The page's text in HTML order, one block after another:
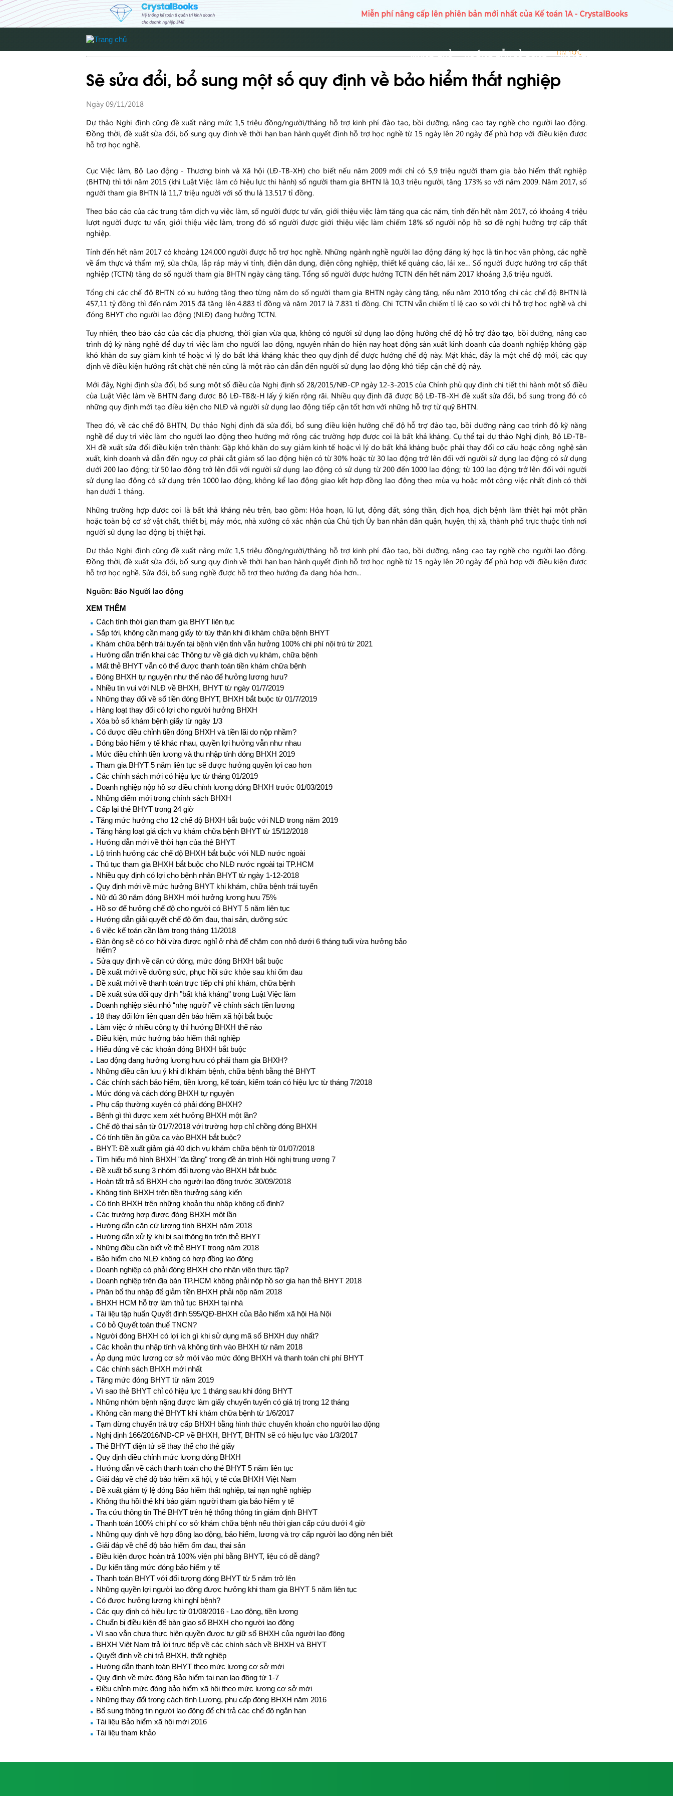
TRANG CHỦ HƯỚNG DẪN SỬ DỤNG TIN TỨC
TIN TỨC
Sẽ sửa đổi, bổ sung một số quy định về bảo hiểm thất nghiệp
Ngày 09/11/2018
Dự thảo Nghị định cũng đề xuất nâng mức 1,5 triệu đồng/người/tháng hỗ trợ kinh phí đào tạo, bồi dưỡng, nâng cao tay nghề cho người lao động.
Đồng thời, đề xuất sửa đổi, bổ sung quy định về thời hạn ban hành quyết định hỗ trợ học nghề từ 15 ngày lên 20 ngày để phù hợp với điều kiện được
hỗ trợ học nghề.
Cục Việc làm, Bộ Lao động - Thương binh và Xã hội (LĐ-TB-XH) cho biết nếu năm 2009 mới chỉ có 5,9 triệu người tham gia bảo hiểm thất nghiệp
(BHTN) thì tới năm 2015 (khi Luật Việc làm có hiệu lực thi hành) số người tham gia BHTN là 10,3 triệu người, tăng 173% so với năm 2009. Năm 2017, số
người tham gia BHTN là 11,7 triệu người với số thu là 13.517 tỉ đồng.
Theo báo cáo của các trung tâm dịch vụ việc làm, số người được tư vấn, giới thiệu việc làm tăng qua các năm, tính đến hết năm 2017, có khoảng 4 triệu
lượt người được tư vấn, giới thiệu việc làm, trong đó số người được giới thiệu việc làm chiếm 18% số người nộp hồ sơ đề nghị hưởng trợ cấp thất
nghiệp.
Tính đến hết năm 2017 có khoảng 124.000 người được hỗ trợ học nghề. Những ngành nghề người lao động đăng ký học là tin học văn phòng, các nghề
về ẩm thực và thẩm mỹ, sửa chữa, lắp ráp máy vi tính, điện dân dụng, điện công nghiệp, thiết kế quảng cáo, lái xe… Số người được hưởng trợ cấp thất
nghiệp (TCTN) tăng do số người tham gia BHTN ngày càng tăng. Tổng số người được hưởng TCTN đến hết năm 2017 khoảng 3,6 triệu người.
Tổng chi các chế độ BHTN có xu hướng tăng theo từng năm do số người tham gia BHTN ngày càng tăng, nếu năm 2010 tổng chi các chế độ BHTN là
457,11 tỷ đồng thì đến năm 2015 đã tăng lên 4.883 tỉ đồng và năm 2017 là 7.831 tỉ đồng. Chi TCTN vẫn chiếm tỉ lệ cao so với chi hỗ trợ học nghề và chi
đóng BHYT cho người lao động (NLĐ) đang hưởng TCTN.
Tuy nhiên, theo báo cáo của các địa phương, thời gian vừa qua, không có người sử dụng lao động hưởng chế độ hỗ trợ đào tạo, bồi dưỡng, nâng cao
trình độ kỹ năng nghề để duy trì việc làm cho người lao động, nguyên nhân do hiện nay hoạt động sản xuất kinh doanh của doanh nghiệp không gặp
khó khăn do suy giảm kinh tế hoặc vì lý do bất khả kháng khác theo quy định để được hưởng chế độ này. Mặt khác, đây là một chế độ mới, các quy
định về điều kiện hưởng rất chặt chẽ nên cũng là một rào cản dẫn đến người sử dụng lao động khó tiếp cận chế độ này.
Mới đây, Nghị định sửa đổi, bổ sung một số điều của Nghị định số 28/2015/NĐ-CP ngày 12-3-2015 của Chính phủ quy định chi tiết thi hành một số điều
của Luật Việc làm về BHTN đang được Bộ LĐ-TB&-H lấy ý kiến rộng rãi. Nhiều quy định đã được Bộ LĐ-TB-XH đề xuất sửa đổi, bổ sung trong đó có
những quy định mới tạo điều kiện cho NLĐ và người sử dụng lao động tiếp cận tốt hơn với những hỗ trợ từ quỹ BHTN.
Theo đó, về các chế độ BHTN, Dự thảo Nghị định đã sửa đổi, bổ sung điều kiện hưởng chế độ hỗ trợ đào tạo, bồi dưỡng nâng cao trình độ kỹ năng
nghề để duy trì việc làm cho người lao động theo hướng mở rộng các trường hợp được coi là bất khả kháng. Cụ thể tại dự thảo Nghị định, Bộ LĐ-TB-
XH đề xuất sửa đổi điều kiện trên thành: Gặp khó khăn do suy giảm kinh tế hoặc vì lý do bất khả kháng buộc phải thay đổi cơ cấu hoặc công nghệ sản
xuất, kinh doanh và dẫn đến nguy cơ phải cắt giảm số lao động hiện có từ 30% hoặc từ 30 lao động trở lên đối với người sử dụng lao động có sử dụng
dưới 200 lao động; từ 50 lao động trở lên đối với người sử dụng lao động có sử dụng từ 200 đến 1000 lao động; từ 100 lao động trở lên đối với người
sử dụng lao động có sử dụng trên 1000 lao động, không kể lao động giao kết hợp đồng lao động theo mùa vụ hoặc một công việc nhất định có thời
hạn dưới 1 tháng.
Những trường hợp được coi là bất khả kháng nêu trên, bao gồm: Hỏa hoạn, lũ lụt, động đất, sóng thần, địch họa, dịch bệnh làm thiệt hại một phần
hoặc toàn bộ cơ sở vật chất, thiết bị, máy móc, nhà xưởng có xác nhận của Chủ tịch Ủy ban nhân dân quận, huyện, thị xã, thành phố trực thuộc tỉnh nơi
người sử dụng lao động bị thiệt hại.
Dự thảo Nghị định cũng đề xuất nâng mức 1,5 triệu đồng/người/tháng hỗ trợ kinh phí đào tạo, bồi dưỡng, nâng cao tay nghề cho người lao động.
Đồng thời, đề xuất sửa đổi, bổ sung quy định về thời hạn ban hành quyết định hỗ trợ học nghề từ 15 ngày lên 20 ngày để phù hợp với điều kiện được
hỗ trợ học nghề. Sửa đổi, bổ sung nghề được hỗ trợ theo hướng đa dạng hóa hơn...
Nguồn: Báo Người lao động
XEM THÊM
Cách tính thời gian tham gia BHYT liên tục
Sắp tới, không cần mang giấy tờ tùy thân khi đi khám chữa bệnh BHYT
Khám chữa bệnh trái tuyến tại bệnh viện tỉnh vẫn hưởng 100% chi phí nội trú từ 2021
Hướng dẫn triển khai các Thông tư về giá dịch vụ khám, chữa bệnh
Mất thẻ BHYT vẫn có thể được thanh toán tiền khám chữa bệnh
Đóng BHXH tự nguyện như thế nào để hưởng lương hưu?
Nhiều tin vui với NLĐ về BHXH, BHYT từ ngày 01/7/2019
Những thay đổi về số tiền đóng BHYT, BHXH bắt buộc từ 01/7/2019
Hàng loạt thay đổi có lợi cho người hưởng BHXH
Xóa bỏ sổ khám bệnh giấy từ ngày 1/3
Có được điều chỉnh tiền đóng BHXH và tiền lãi do nộp nhầm?
Đóng bảo hiểm y tế khác nhau, quyền lợi hưởng vẫn như nhau
Mức điều chỉnh tiền lương và thu nhập tính đóng BHXH 2019
Tham gia BHYT 5 năm liên tục sẽ được hưởng quyền lợi cao hơn
Các chính sách mới có hiệu lực từ tháng 01/2019
Doanh nghiệp nộp hồ sơ điều chỉnh lương đóng BHXH trước 01/03/2019
Những điểm mới trong chính sách BHXH
Cấp lại thẻ BHYT trong 24 giờ
Tăng mức hưởng cho 12 chế độ BHXH bắt buộc với NLĐ trong năm 2019
Tăng hàng loạt giá dịch vụ khám chữa bệnh BHYT từ 15/12/2018
Hướng dẫn mới về thời hạn của thẻ BHYT
Lộ trình hưởng các chế độ BHXH bắt buộc với NLĐ nước ngoài
Thủ tục tham gia BHXH bắt buộc cho NLĐ nước ngoài tại TP.HCM
Nhiều quy định có lợi cho bệnh nhân BHYT từ ngày 1-12-2018
Quy định mới về mức hưởng BHYT khi khám, chữa bệnh trái tuyến
Nữ đủ 30 năm đóng BHXH mới hưởng lương hưu 75%
Hồ sơ để hưởng chế độ cho người có BHYT 5 năm liên tục
Hướng dẫn giải quyết chế độ ốm đau, thai sản, dưỡng sức
6 việc kế toán cần làm trong tháng 11/2018
Đàn ông sẽ có cơ hội vừa được nghỉ ở nhà để chăm con nhỏ dưới 6 tháng tuổi vừa hưởng bảo
hiểm?
Sửa quy định về căn cứ đóng, mức đóng BHXH bắt buộc
Đề xuất mới về dưỡng sức, phục hồi sức khỏe sau khi ốm đau
Đề xuất mới về thanh toán trực tiếp chi phí khám, chữa bệnh
Đề xuất sửa đổi quy định "bất khả kháng" trong Luật Việc làm
Doanh nghiệp siêu nhỏ “nhẹ người” về chính sách tiền lương
18 thay đổi lớn liên quan đến bảo hiểm xã hội bắt buộc
Làm việc ở nhiều công ty thì hưởng BHXH thế nào
Điều kiện, mức hưởng bảo hiểm thất nghiệp
Hiểu đúng về các khoản đóng BHXH bắt buộc
Lao động đang hưởng lương hưu có phải tham gia BHXH?
Những điều cần lưu ý khi đi khám bệnh, chữa bệnh bằng thẻ BHYT
Các chính sách bảo hiểm, tiền lương, kế toán, kiểm toán có hiệu lực từ tháng 7/2018
Mức đóng và cách đóng BHXH tự nguyện
Phụ cấp thường xuyên có phải đóng BHXH?
Bệnh gì thì được xem xét hưởng BHXH một lần?
Chế độ thai sản từ 01/7/2018 với trường hợp chỉ chồng đóng BHXH
Có tính tiền ăn giữa ca vào BHXH bắt buộc?
BHYT: Đề xuất giảm giá 40 dịch vụ khám chữa bệnh từ 01/07/2018
Tìm hiểu mô hình BHXH "đa tầng" trong đề án trình Hội nghị trung ương 7
Đề xuất bổ sung 3 nhóm đối tượng vào BHXH bắt buộc
Hoàn tất trả sổ BHXH cho người lao động trước 30/09/2018
Không tính BHXH trên tiền thưởng sáng kiến
Có tính BHXH trên những khoản thu nhập không cố định?
Các trường hợp được đóng BHXH một lần
Hướng dẫn căn cứ lương tính BHXH năm 2018
Hướng dẫn xử lý khi bị sai thông tin trên thẻ BHYT
Những điều cần biết về thẻ BHYT trong năm 2018
Bảo hiểm cho NLĐ không có hợp đồng lao động
Doanh nghiệp có phải đóng BHXH cho nhân viên thực tập?
Doanh nghiệp trên địa bàn TP.HCM không phải nộp hồ sơ gia hạn thẻ BHYT 2018
Phân bổ thu nhập để giảm tiền BHXH phải nộp năm 2018
BHXH HCM hỗ trợ làm thủ tục BHXH tại nhà
Tài liệu tập huấn Quyết định 595/QĐ-BHXH của Bảo hiểm xã hội Hà Nội
Có bỏ Quyết toán thuế TNCN?
Người đóng BHXH có lợi ích gì khi sử dụng mã số BHXH duy nhất?
Các khoản thu nhập tính và không tính vào BHXH từ năm 2018
Áp dụng mức lương cơ sở mới vào mức đóng BHXH và thanh toán chi phí BHYT
Các chính sách BHXH mới nhất
Tăng mức đóng BHYT từ năm 2019
Vì sao thẻ BHYT chỉ có hiệu lực 1 tháng sau khi đóng BHYT
Những nhóm bệnh nặng được làm giấy chuyển tuyến có giá trị trong 12 tháng
Không cần mang thẻ BHYT khi khám chữa bệnh từ 1/6/2017
Tạm dừng chuyển trả trợ cấp BHXH bằng hình thức chuyển khoản cho người lao động
Nghị định 166/2016/NĐ-CP về BHXH, BHYT, BHTN sẽ có hiệu lực vào 1/3/2017
Thẻ BHYT điện tử sẽ thay thế cho thẻ giấy
Quy định điều chỉnh mức lương đóng BHXH
Hướng dẫn về cách thanh toán cho thẻ BHYT 5 năm liên tục
Giải đáp về chế độ bảo hiểm xã hội, y tế của BHXH Việt Nam
Đề xuất giảm tỷ lệ đóng Bảo hiểm thất nghiệp, tai nạn nghề nghiệp
Không thu hồi thẻ khi báo giảm người tham gia bảo hiểm y tế
Tra cứu thông tin Thẻ BHYT trên hệ thống thông tin giám định BHYT
Thanh toán 100% chi phí cơ sở khám chữa bệnh nếu thời gian cấp cứu dưới 4 giờ
Những quy định về hợp đồng lao động, bảo hiểm, lương và trợ cấp người lao động nên biết
Giải đáp về chế độ bảo hiểm ốm đau, thai sản
Điều kiện được hoàn trả 100% viện phí bằng BHYT, liệu có dễ dàng?
Dự kiến tăng mức đóng bảo hiểm y tế
Thanh toán BHYT với đối tượng đóng BHYT từ 5 năm trở lên
Những quyền lợi người lao động được hưởng khi tham gia BHYT 5 năm liên tục
Có được hưởng lương khi nghỉ bệnh?
Các quy định có hiệu lực từ 01/08/2016 - Lao động, tiền lương
Chuẩn bị điều kiện để bàn giao sổ BHXH cho người lao động
Vì sao vẫn chưa thực hiện quyền được tự giữ sổ BHXH của người lao động
BHXH Việt Nam trả lời trực tiếp về các chính sách về BHXH và BHYT
Quyết định về chi trả BHXH, thất nghiệp
Hướng dẫn thanh toán BHYT theo mức lương cơ sở mới
Quy định về mức đóng Bảo hiểm tai nạn lao động từ 1-7
Điều chỉnh mức đóng bảo hiểm xã hội theo mức lương cơ sở mới
Những thay đổi trong cách tính Lương, phụ cấp đóng BHXH năm 2016
Bổ sung thông tin người lao động để chi trả các chế độ ngắn hạn
Tài liệu Bảo hiểm xã hội mới 2016
Tài liệu tham khảo